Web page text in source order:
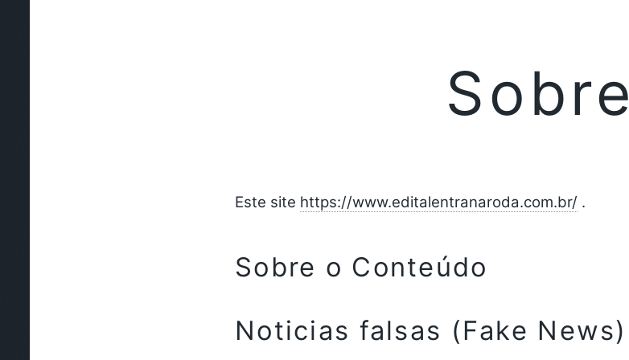
Sobre
Este site https://www.editalentranaroda.com.br/ .
Sobre o Conteúdo
Noticias falsas (Fake News)